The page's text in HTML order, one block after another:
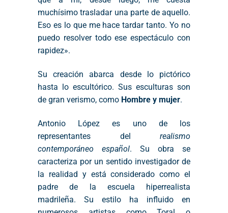
muchísimo trasladar una parte de aquello.
Eso es lo que me hace tardar tanto. Yo no
puedo resolver todo ese espectáculo con
rapidez».
Su creación abarca desde lo pictórico
hasta lo escultórico. Sus esculturas son
de gran verismo, como Hombre y mujer.
Antonio López es uno de los
representantes del realismo
contemporáneo español. Su obra se
caracteriza por un sentido investigador de
la realidad y está considerado como el
padre de la escuela hiperrealista
madrileña. Su estilo ha influido en